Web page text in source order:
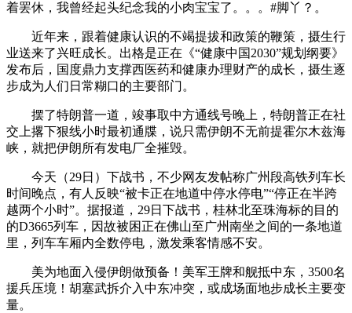
着罢休，我曾经起头纪念我的小肉宝宝了。。。#脚丫？。
近年来，跟着健康认识的不竭提拔和政策的鞭策，摄生行
业送来了兴旺成长。出格是正在《“健康中国2030”规划纲要》
发布后，国度鼎力支撑西医药和健康办理财产的成长，摄生逐
步成为人们日常糊口的主要部门。
摆了特朗普一道，竣事取中方通线号晚上，特朗普正在社
交上撂下狠线小时最初通牒，说只需伊朗不无前提霍尔木兹海
峡，就把伊朗所有发电厂全摧毁。
今天（29日）下战书，不少网友发帖称广州段高铁列车长
时间晚点，有人反映“被卡正在地道中停水停电”“停正在半跨
越两个小时”。据报道，29日下战书，桂林北至珠海标的目的
的D3665列车，因故被困正在佛山至广州南坐之间的一条地道
里，列车车厢内全数停电，激发乘客情感不安。
美为地面入侵伊朗做预备！美军王牌和舰抵中东，3500名
援兵压境！胡塞武拆介入中东冲突，或成场面地步成长主要变
量。